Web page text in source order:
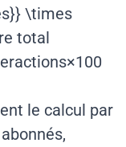
\times
total
le calcul par